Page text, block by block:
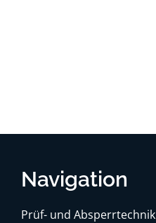
Navigation
Prüf- und Absperrtechnik